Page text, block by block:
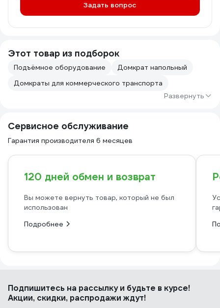
Задать вопрос
Этот товар из подборок
Подъёмное оборудование
Домкрат напольный
Домкраты для коммерческого транспорта
Развернуть
Сервисное обслуживание
Гарантия производителя 6 месяцев
120 дней обмен и возврат
Вы можете вернуть товар, который не был
использован
Подробнее
Подпишитесь на рассылкуи будьте в курсе!
Акции, скидки, распродажи ждут!